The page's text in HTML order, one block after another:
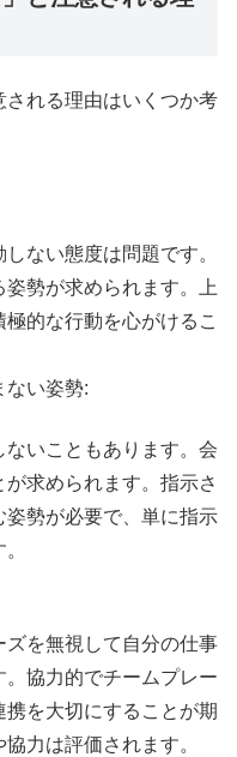
される理由はいくつか考
ない態度は問題です。
勢が求められます。上
的な行動を心がけるこ
ない姿勢:
いこともあります。会
求められます。指示さ
勢が必要で、単に指示
ズを無視して自分の仕事
協力的でチームプレー
を大切にすることが期
力は評価されます。